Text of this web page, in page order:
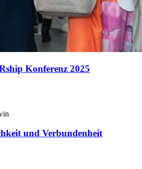
Konferenz 2025
und Verbundenheit